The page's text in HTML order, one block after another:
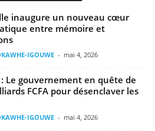
inaugure un nouveau cœur
entre mémoire et
IGOUWE - mai 4, 2026
Le gouvernement en quête de
FCFA pour désenclaver les
IGOUWE - mai 4, 2026